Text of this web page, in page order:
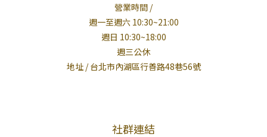
營業時間 /
週一至週六 10:30~21:00
週日 10:30~18:00
週三公休
地址 / 台北市內湖區行善路48巷56號
社群連結